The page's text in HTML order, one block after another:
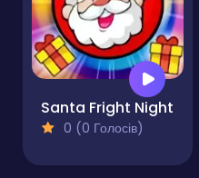
Santa Fright Night
0 (0 Голосів)